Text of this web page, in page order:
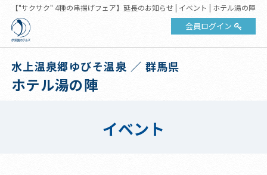
【"サクサク" 4種の串揚げフェア】延長のお知らせ | イベント | ホテル湯の陣
会員ログイン
水上温泉郷ゆびそ温泉 ／ 群馬県
ホテル湯の陣
イベント